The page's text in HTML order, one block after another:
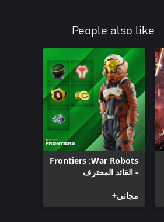
People also like
War Robots:‏ Frontiers
- القائد المحترف
مجاني+